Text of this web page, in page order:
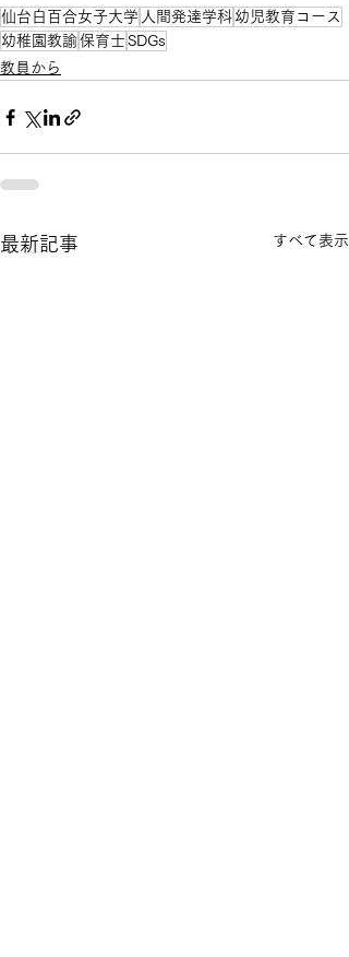
仙台白百合女子大学 人間発達学科幼児教育コース
幼稚園教諭保育士 SDGs
教員から
最新記事 すべて表示